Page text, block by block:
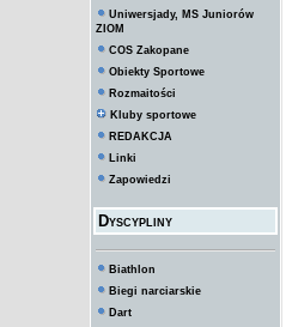
Uniwersjady, MS Juniorów
ZIOM
COS Zakopane
Obiekty Sportowe
Rozmaitości
Kluby sportowe
REDAKCJA
Linki
Zapowiedzi
Dyscypliny
Biathlon
Biegi narciarskie
Dart